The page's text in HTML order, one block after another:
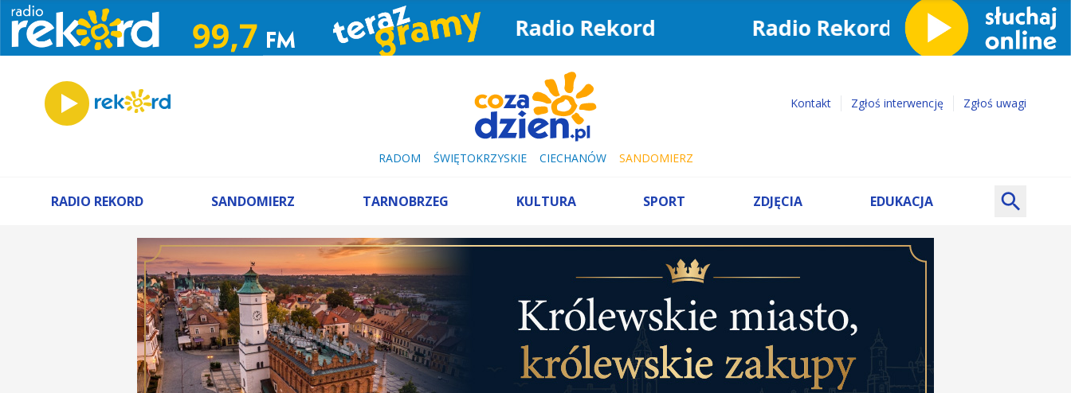
Radio Rekord
Kontakt Zgłoś interwencję Zgłoś uwagi
RADOM ŚWIĘTOKRZYSKIE CIECHANÓW SANDOMIERZ
RADIO REKORD SANDOMIERZ TARNOBRZEG KULTURA SPORT ZDJĘCIA EDUKACJA